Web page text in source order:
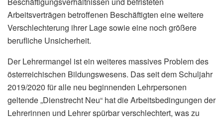
Arbeitsverträgen betroffenen Beschäftigten eine weitere
Verschlechterung ihrer Lage sowie eine noch größere
berufliche Unsicherheit.
Der Lehrermangel ist ein weiteres massives Problem des
österreichischen Bildungswesens. Das seit dem Schuljahr
2019/2020 für alle neu beginnenden Lehrpersonen
geltende „Dienstrecht Neu“ hat die Arbeitsbedingungen der
Lehrerinnen und Lehrer spürbar verschlechtert, was zu